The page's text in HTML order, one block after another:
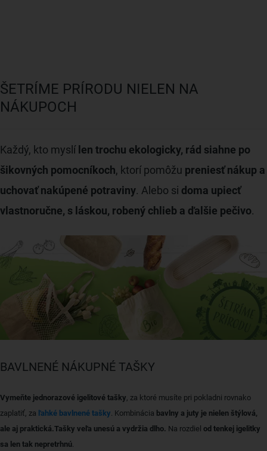
ŠETRÍME PRÍRODU NIELEN NA
NÁKUPOCH
Každý, kto myslí len trochu ekologicky, rád siahne po
šikovných pomocníkoch, ktorí pomôžu preniesť nákup a
uchovať nakúpené potraviny. Alebo si doma upiecť
vlastnoručne, s láskou, robený chlieb a ďalšie pečivo.
BAVLNENÉ NÁKUPNÉ TAŠKY
Vymeňte jednorazové igelitové tašky , za ktoré musíte pri pokladni rovnako
zaplatiť, za ľahké bavlnené tašky . Kombinácia bavlny a juty je nielen štýlová,
ale aj praktická.Tašky veľa unesú a vydržia dlho. Na rozdiel od tenkej igelitky
sa len tak nepretrhnú